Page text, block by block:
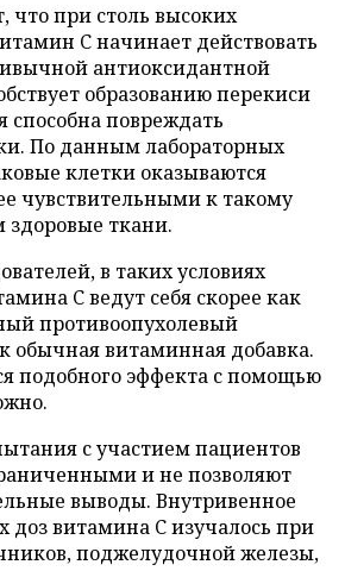
что при столь высоких
C начинает действовать
антиоксидантной
образованию перекиси
способна повреждать
По данным лабораторных
клетки оказываются
чувствительными к такому
здоровые ткани.
в таких условиях
C ведут себя скорее как
противоопухолевый
обычная витаминная добавка.
подобного эффекта с помощью
с участием пациентов
и не позволяют
выводы. Внутривенное
доз витамина C изучалось при
поджелудочной железы,